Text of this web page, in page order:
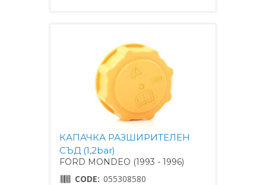
КАПАЧКА РАЗШИРИТЕЛЕН
СЪД (1,2bar)
FORD MONDEO (1993 - 1996)
CODE: 055308580